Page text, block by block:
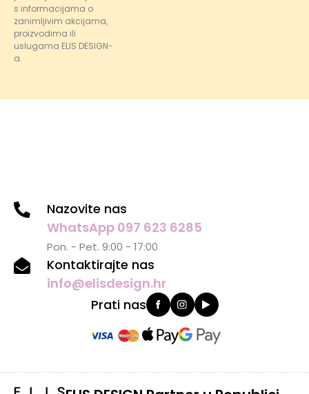
s informacijama o
zanimljivim akcijama,
proizvodima ili
uslugama ELIS DESIGN-
a.
Nazovite nas
WhatsApp 097 623 6285
Pon. - Pet. 9:00 - 17:00
Kontaktirajte nas
info@elisdesign.hr
Prati nas